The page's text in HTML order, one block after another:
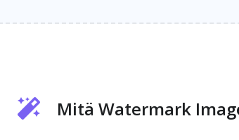
Mitä Watermark